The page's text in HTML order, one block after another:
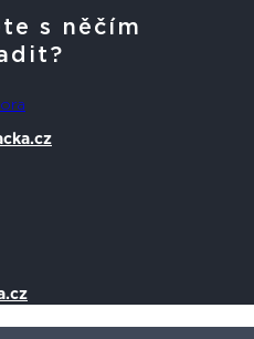
s něčím